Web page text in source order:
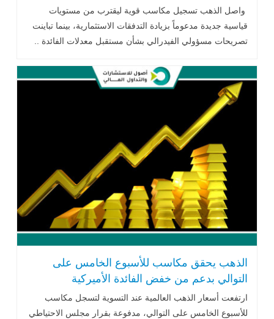
الاقتصادية
واصل الذهب تسجيل مكاسب قوية ليقترب من مستويات
قياسية جديدة مدعوماً بزيادة التدفقات الاستثمارية، بينما تباينت
تصريحات مسؤولي الفيدرالي بشأن مستقبل معدلات الفائدة ..
الذهب يحقق مكاسب للأسبوع الخامس على
التوالي بدعم من خفض الفائدة الأميركية
ارتفعت أسعار الذهب العالمية عند التسوية لتسجل مكاسب
للأسبوع الخامس على التوالي، مدفوعة بقرار مجلس الاحتياطي